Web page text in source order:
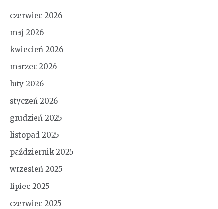
czerwiec 2026
maj 2026
kwiecień 2026
marzec 2026
luty 2026
styczeń 2026
grudzień 2025
listopad 2025
październik 2025
wrzesień 2025
lipiec 2025
czerwiec 2025